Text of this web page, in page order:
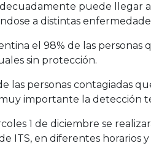
puede llegar
a distintas
el 98% de las personas
sin protección.
las personas contagiadas
importante la detección
1 de diciembre se
ITS, en diferentes horarios